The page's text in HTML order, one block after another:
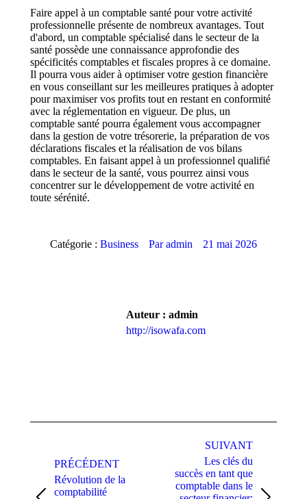
Faire appel à un comptable santé pour votre activité
professionnelle présente de nombreux avantages. Tout
d'abord, un comptable spécialisé dans le secteur de la
santé possède une connaissance approfondie des
spécificités comptables et fiscales propres à ce domaine.
Il pourra vous aider à optimiser votre gestion financière
en vous conseillant sur les meilleures pratiques à adopter
pour maximiser vos profits tout en restant en conformité
avec la réglementation en vigueur. De plus, un
comptable santé pourra également vous accompagner
dans la gestion de votre trésorerie, la préparation de vos
déclarations fiscales et la réalisation de vos bilans
comptables. En faisant appel à un professionnel qualifié
dans le secteur de la santé, vous pourrez ainsi vous
concentrer sur le développement de votre activité en
toute sérénité.
Catégorie : Business Paradmin 21 mai 2026
Auteur : admin
http://isowafa.com
PRÉCÉDENT
Révolution de la
comptabilité
SUIVANT
Les clés du
succès en tant que
comptable dans le